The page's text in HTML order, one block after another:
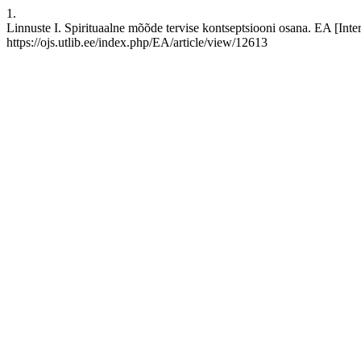
1.
Linnuste I. Spirituaalne mõõde tervise kontseptsiooni osana. EA
https://ojs.utlib.ee/index.php/EA/article/view/12613